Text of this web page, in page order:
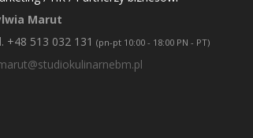
Marut
+48 513 032 131 (pn-pt 10:00 - 18:00 PN - PT)